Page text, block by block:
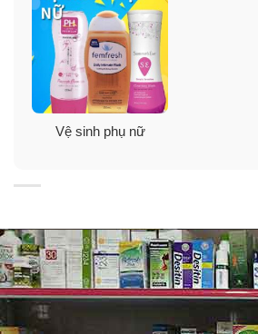
khoa:
Viêm phụ khoa thường xuyên.
Nấm, ngứa, khí hư có mùi.
Â.m đạo rộng mất độ đàn hồi.
Vệ sinh phụ nữ